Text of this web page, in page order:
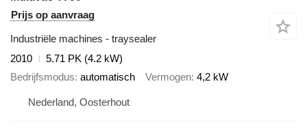
Prijs op aanvraag
Industriële machines - traysealer
2010
5.71 PK (4.2 kW)
Bedrijfsmodus automatisch Vermogen 4,2 kW
Nederland, Oosterhout